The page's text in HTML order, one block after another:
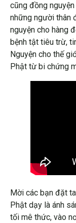
cũng đồng
những người thân
nguyện cho hàng
bệnh tật tiêu trừ,
Nguyện cho thế
Phật từ bi chứng
Mời các bạn đặt
Phật dạy là ánh
tối mê thức, vào